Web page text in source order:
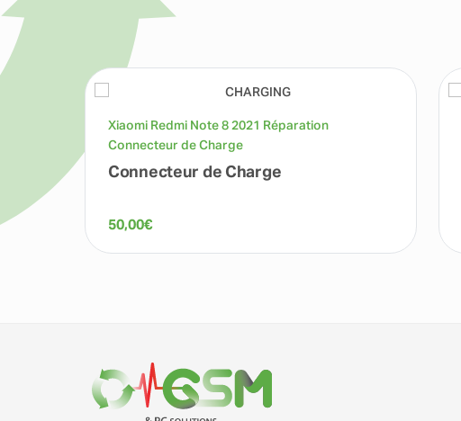
Xiaomi Redmi Note 8 2021 Réparation
Connecteur de Charge
Connecteur de Charge
50,00€